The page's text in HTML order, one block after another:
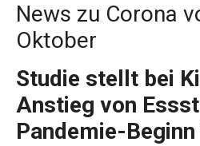
News zu Corona
Oktober
Studie stellt bei
Anstieg von
Pandemie-